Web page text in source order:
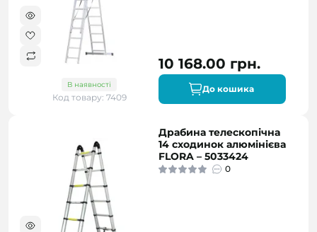
В наявності
Код товару: 7409
10 168.00 грн.
До кошика
Драбина телескопічна
14 сходинок алюмінієва
FLORA – 5033424
0